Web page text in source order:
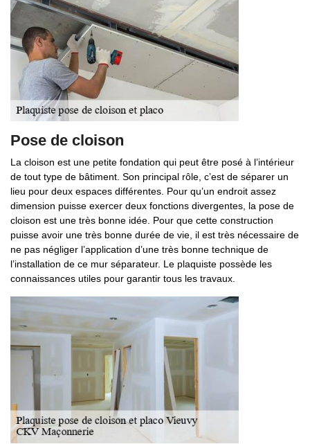
Pose de cloison
La cloison est une petite fondation qui peut être posé à l’intérieur
de tout type de bâtiment. Son principal rôle, c’est de séparer un
lieu pour deux espaces différentes. Pour qu’un endroit assez
dimension puisse exercer deux fonctions divergentes, la pose de
cloison est une très bonne idée. Pour que cette construction
puisse avoir une très bonne durée de vie, il est très nécessaire de
ne pas négliger l’application d’une très bonne technique de
l’installation de ce mur séparateur. Le plaquiste possède les
connaissances utiles pour garantir tous les travaux.